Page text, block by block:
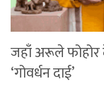
जहाँ अरूले फोहोर
‘गोवर्धन दाई’